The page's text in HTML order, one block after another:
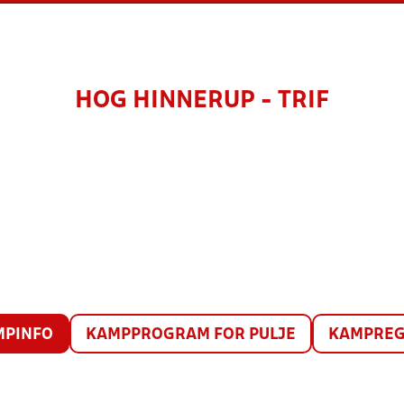
HOG HINNERUP - TRIF
KAMPPROGRAM FOR PULJE